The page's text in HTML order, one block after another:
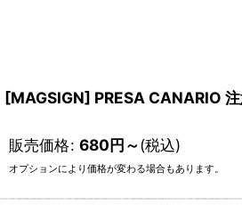
[MAGSIGN] PRESA CANARIO
販売価格: 680円～(税込)
オプションにより価格が変わる場合もあります。